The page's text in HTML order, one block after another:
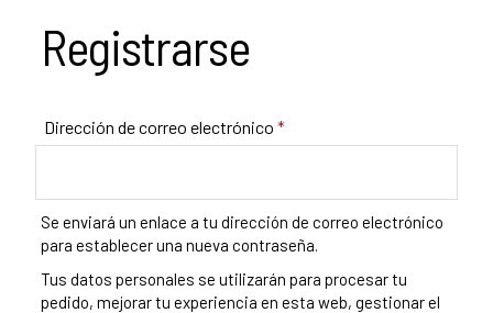
Registrarse
Dirección de correo electrónico*
Se enviará un enlace a tu dirección de correo electrónico
para establecer una nueva contraseña.
Tus datos personales se utilizarán para procesar tu
pedido, mejorar tu experiencia en esta web, gestionar el